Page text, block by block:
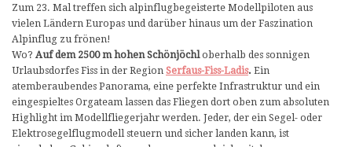
Zum 23. Mal treffen sich alpinflugbegeisterte Modellpiloten aus
vielen Ländern Europas und darüber hinaus um der Faszination
Alpinflug zu frönen!
Wo? Auf dem 2500 m hohen Schönjöchloberhalb des sonnigen
Urlaubsdorfes Fiss in der Region Serfaus-Fiss-Ladis. Ein
atemberaubendes Panorama, eine perfekte Infrastruktur und ein
eingespieltes Orgateam lassen das Fliegen dort oben zum absoluten
Highlight im Modellfliegerjahr werden. Jeder, der ein Segel- oder
Elektrosegelflugmodell steuern und sicher landen kann, ist